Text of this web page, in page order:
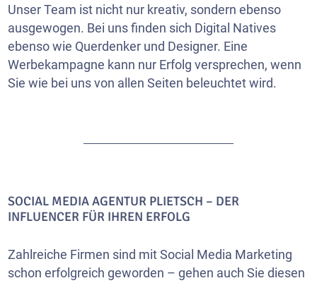
Unser Team ist nicht nur kreativ, sondern ebenso
ausgewogen. Bei uns finden sich Digital Natives
ebenso wie Querdenker und Designer. Eine
Werbekampagne kann nur Erfolg versprechen, wenn
Sie wie bei uns von allen Seiten beleuchtet wird.
SOCIAL MEDIA AGENTUR PLIETSCH – DER
INFLUENCER FÜR IHREN ERFOLG
Zahlreiche Firmen sind mit Social Media Marketing
schon erfolgreich geworden – gehen auch Sie diesen